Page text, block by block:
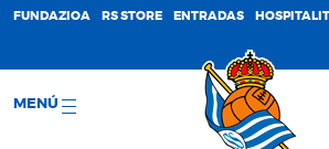
FUNDAZIOA RS STORE ENTRADAS
MENÚ